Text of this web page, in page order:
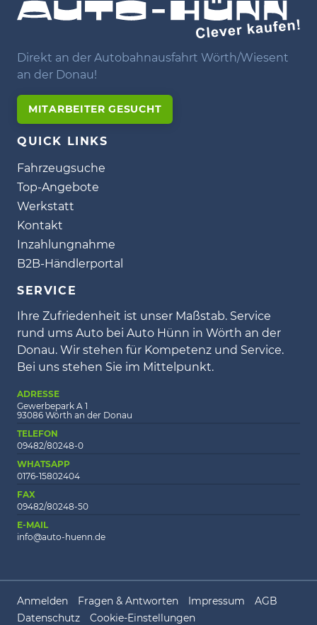
Direkt an der Autobahnausfahrt Wörth/Wiesent
an der Donau!
MITARBEITER GESUCHT
QUICK LINKS
Fahrzeugsuche
Top-Angebote
Werkstatt
Kontakt
Inzahlungnahme
B2B-Händlerportal
SERVICE
Ihre Zufriedenheit ist unser Maßstab. Service
rund ums Auto bei Auto Hünn in Wörth an der
Donau. Wir stehen für Kompetenz und Service.
Bei uns stehen Sie im Mittelpunkt.
ADRESSE
Gewerbepark A 1
93086 Wörth an der Donau
TELEFON
09482/80248-0
WHATSAPP
0176-15802404
FAX
09482/80248-50
E-MAIL
info@auto-huenn.de
Anmelden Fragen & Antworten Impressum
AGB
Datenschutz
Cookie-Einstellungen